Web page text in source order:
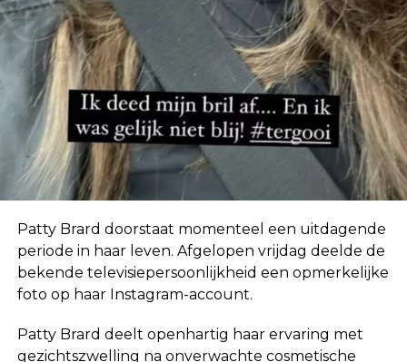
In eerste instantie geloofde ze de geruchten niet.
“Ik hoor zoveel dingen. Mensen horen ook dingen
over mij die helemaal niet waar zijn, dus ik neem
niet klakkeloos alles aan wat ik via via hoor.”
Patty Brard doorstaat momenteel een uitdagende
periode in haar leven. Afgelopen vrijdag deelde de
bekende televisiepersoonlijkheid een opmerkelijke
foto op haar Instagram-account.
Patty Brard deelt openhartig haar ervaring met
gezichtszwelling na onverwachte cosmetische